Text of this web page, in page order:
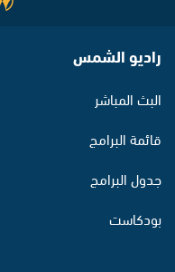
راديو الشمس
البث المباشر
قائمة البرامج
جدول البرامج
بودكاست